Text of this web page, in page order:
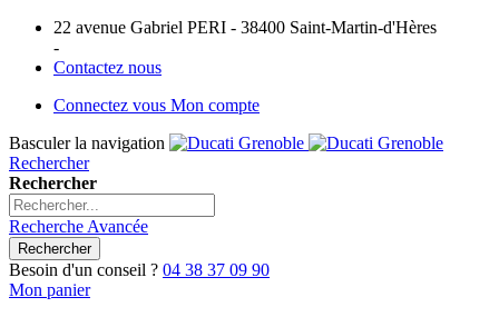
22 avenue Gabriel PERI - 38400 Saint-Martin-d'Hères
-
Contactez nous
Connectez vous Mon compte
Basculer la navigation
Rechercher
Rechercher
Recherche Avancée
Rechercher
Besoin d'un conseil ? 04 38 37 09 90
Mon panier